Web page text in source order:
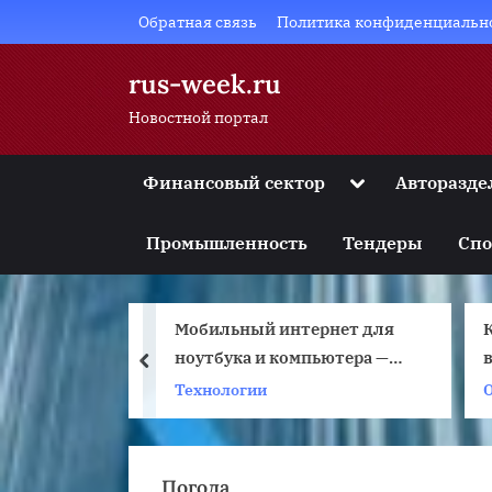
to
Обратная связь Политика
rus-week.ru
Новостной портал
Финансовый сектор Toggle
menu
Toggle
menu
menu
sub-
Промышленность Тендеры
для
—
Как понять, что мужчина
влюблен: 10 красноречивых
признаков
Отношения
prev